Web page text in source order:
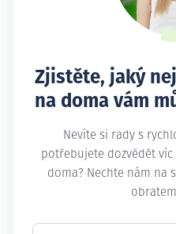
Zjistěte, jaký
na doma vám
Nevíte si rady s
potřebujete dozvědět
doma? Nechte nám na